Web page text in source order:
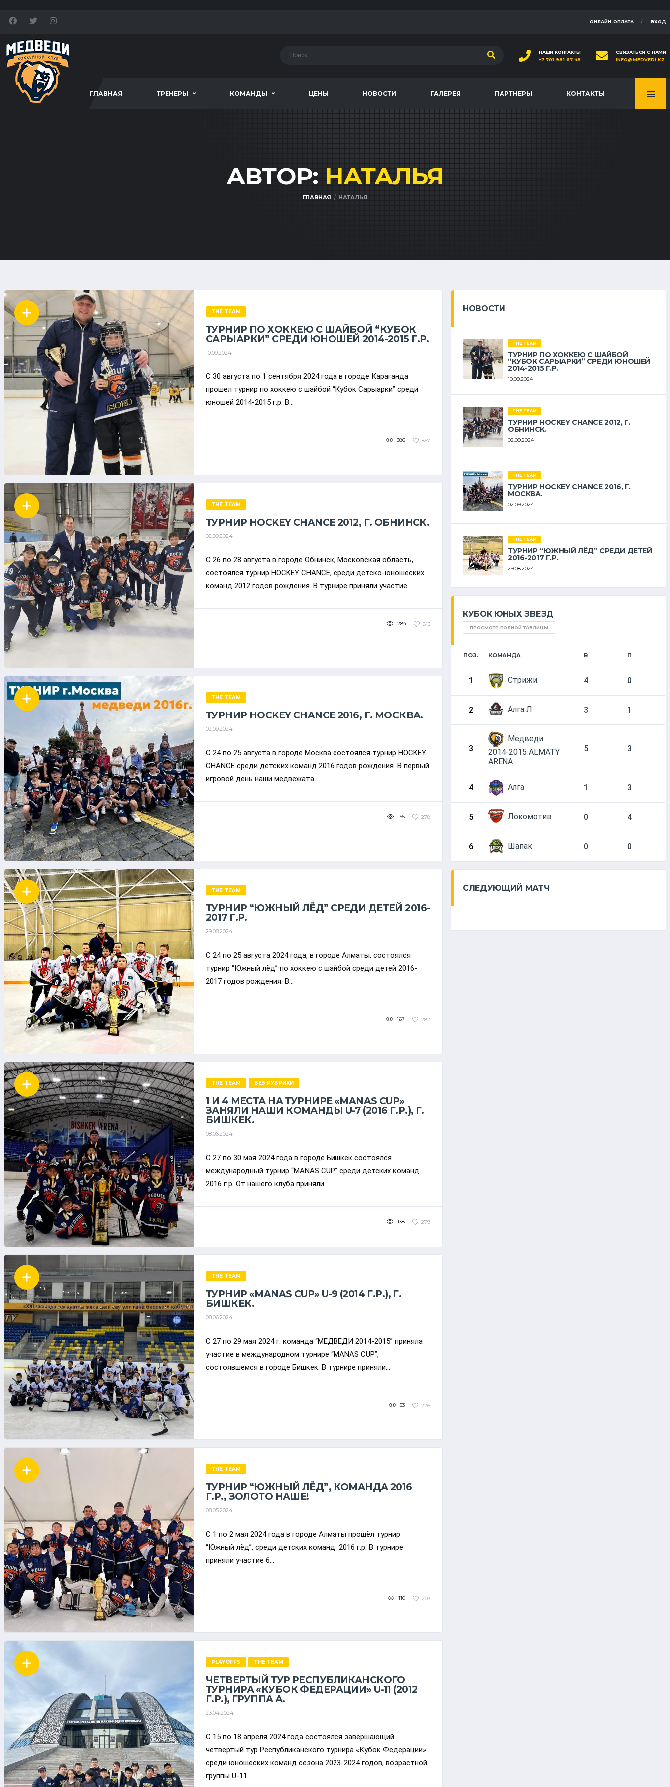
ОНЛАЙН-ОПЛАТА ВХОД
НАШИ КОНТАКТЫ
+7 701 981 67 48
СВЯЗАТЬСЯ С НАМИ
INFO@MEDVEDI.KZ
ГЛАВНАЯ ТРЕНЕРЫ КОМАНДЫ ЦЕНЫ НОВОСТИ ГАЛЕРЕЯ ПАРТНЕРЫ КОНТАКТЫ
АВТОР: НАТАЛЬЯ
ГЛАВНАЯ НАТАЛЬЯ
THE TEAM
ТУРНИР ПО ХОККЕЮ С ШАЙБОЙ “КУБОК
САРЫАРКИ” СРЕДИ ЮНОШЕЙ 2014-2015 Г.Р.
10.09.2024
С 30 августа по 1 сентября 2024 года в городе Караганда
прошел турнир по хоккею с шайбой “Кубок Сарыарки” среди
юношей 2014-2015 г.р. В...
386 857
THE TEAM
ТУРНИР HOCKEY CHANCE 2012, Г. ОБНИНСК.
02.09.2024
С 26 по 28 августа в городе Обнинск, Московская область,
состоялся турнир HOCKEY CHANCE, среди детско-юношеских
команд 2012 годов рождения. В турнире приняли участие...
284 813
THE TEAM
ТУРНИР HOCKEY CHANCE 2016, Г. МОСКВА.
02.09.2024
С 24 по 25 августа в городе Москва состоялся турнир HOCKEY
CHANCE среди детских команд 2016 годов рождения. В первый
игровой день наши медвежата...
155 278
THE TEAM
ТУРНИР “ЮЖНЫЙ ЛЁД” СРЕДИ ДЕТЕЙ 2016-
2017 Г.Р.
29.08.2024
С 24 по 25 августа 2024 года, в городе Алматы, состоялся
турнир “Южный лёд” по хоккею с шайбой среди детей 2016-
2017 годов рождения. В...
167 282
THE TEAM БЕЗ РУБРИКИ
1 И 4 МЕСТА НА ТУРНИРЕ «MANAS CUP»
ЗАНЯЛИ НАШИ КОМАНДЫ U-7 (2016 Г.Р.), Г.
БИШКЕК.
08.06.2024
С 27 по 30 мая 2024 года в городе Бишкек состоялся
международный турнир “MANAS CUP” среди детских команд
2016 г.р. От нашего клуба приняли...
138 279
THE TEAM
ТУРНИР «MANAS CUP» U-9 (2014 Г.Р.), Г.
БИШКЕК.
08.06.2024
С 27 по 29 мая 2024 г. команда “МЕДВЕДИ 2014-2015” приняла
участие в международном турнире “MANAS CUP”,
состоявшемся в городе Бишкек. В турнире приняли...
53 226
THE TEAM
ТУРНИР “ЮЖНЫЙ ЛЁД”, КОМАНДА 2016
Г.Р., ЗОЛОТО НАШЕ!
08.05.2024
С 1 по 2 мая 2024 года в городе Алматы прошёл турнир
“Южный лёд”, среди детских команд 2016 г.р. В турнире
приняли участие 6...
110 203
PLAYOFFS THE TEAM
ЧЕТВЕРТЫЙ ТУР РЕСПУБЛИКАНСКОГО
ТУРНИРА «КУБОК ФЕДЕРАЦИИ» U-11 (2012
Г.Р.), ГРУППА А.
23.04.2024
С 15 по 18 апреля 2024 года состоялся завершающий
четвертый тур Республиканского турнира «Кубок Федерации»
среди юношеских команд сезона 2023-2024 годов, возрастной
группы U-11...
НОВОСТИ
THE TEAM
ТУРНИР ПО ХОККЕЮ С ШАЙБОЙ
“КУБОК САРЫАРКИ” СРЕДИ ЮНОШЕЙ
2014-2015 Г.Р.
10.09.2024
THE TEAM
ТУРНИР HOCKEY CHANCE 2012, Г.
ОБНИНСК.
02.09.2024
THE TEAM
ТУРНИР HOCKEY CHANCE 2016, Г.
МОСКВА.
02.09.2024
THE TEAM
ТУРНИР “ЮЖНЫЙ ЛЁД” СРЕДИ ДЕТЕЙ
2016-2017 Г.Р.
29.08.2024
КУБОК ЮНЫХ ЗВЕЗД
ПРОСМОТР ПОЛНОЙ ТАБЛИЦЫ
ПОЗ. КОМАНДА В П
1 Стрижи 4 0
2 Алга Л 3 1
3
Медведи
2014-2015 ALMATY
ARENA
5 3
4 Алга 1 3
5 Локомотив 0 4
6 Шапак 0 0
СЛЕДУЮЩИЙ МАТЧ